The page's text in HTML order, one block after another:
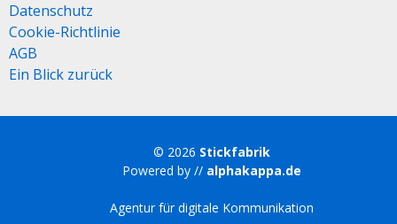
Datenschutz
Cookie-Richtlinie
AGB
Ein Blick zurück
© 2026 Stickfabrik
Powered by // alphakappa.de
Agentur für digitale Kommunikation